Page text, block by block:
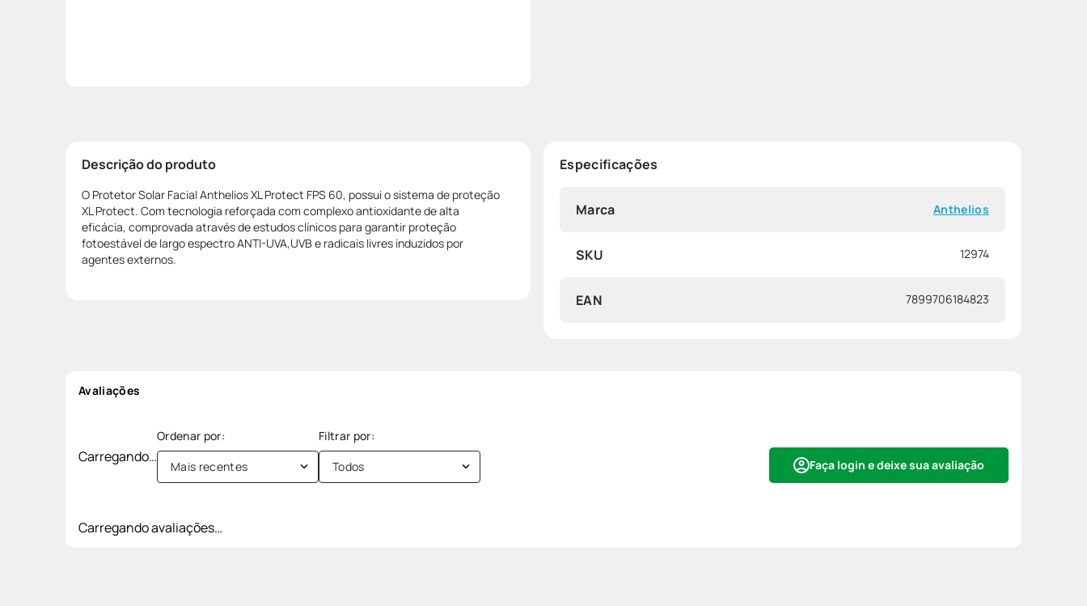
Descrição do produto
O Protetor Solar Facial Anthelios XL Protect FPS 60, possui o sistema de proteção
XL Protect. Com tecnologia reforçada com complexo antioxidante de alta
eficácia, comprovada através de estudos clínicos para garantir proteção
fotoestável de largo espectro ANTI-UVA,UVB e radicais livres induzidos por
agentes externos.
Especificações
Marca Anthelios
SKU 12974
EAN 7899706184823
Avaliações
Carregando… Faça login e deixe sua avaliação
Mais recentes Todos
Carregando avaliações…